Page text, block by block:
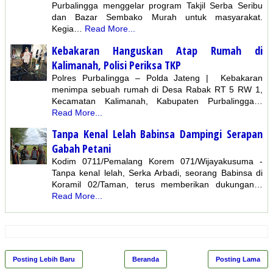
Purbalingga menggelar program Takjil Serba Seribu
dan Bazar Sembako Murah untuk masyarakat.
Kegia… Read More...
Kebakaran Hanguskan Atap Rumah di
Kalimanah, Polisi Periksa TKP
Polres PurbaIingga – Polda Jateng | Kebakaran
menimpa sebuah rumah di Desa Rabak RT 5 RW 1,
Kecamatan Kalimanah, Kabupaten Purbalingga…
Read More...
Tanpa Kenal Lelah Babinsa Dampingi Serapan
Gabah Petani
Kodim 0711/Pemalang Korem 071/Wijayakusuma -
Tanpa kenal lelah, Serka Arbadi, seorang Babinsa di
Koramil 02/Taman, terus memberikan dukungan…
Read More...
Posting Lebih Baru Posting Lama
Beranda